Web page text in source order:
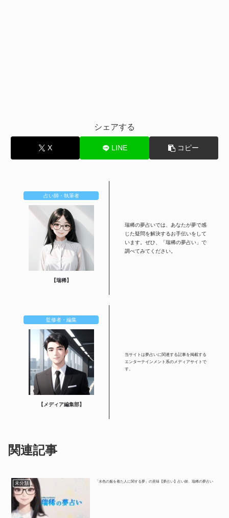
シェアする
X LINE コピー
占い師・執筆者
【瑞稀】
瑞稀の夢占いでは、あなたが夢で感
じた疑問を解決するお手伝いをして
います。ぜひ、「瑞稀の夢占い」で
調べてみてください。
監修者・編集
【メディア編集部】
当サイトは夢占いに関連する記事を掲載する
エンターテインメント系のメディアサイトで
す。
関連記事
未分類 「水色の服を着た人に関する夢」の意味【夢占い】占い師、瑞稀の夢占い